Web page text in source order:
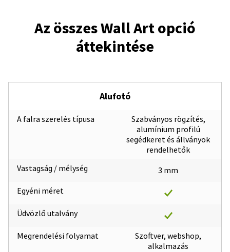
Az összes Wall Art opció
áttekintése
Alufotó
A falra szerelés típusa
Vastagság / mélység
Egyéni méret
Üdvözlő utalvány
Megrendelési folyamat
Szabványos rögzítés,
alumínium profilú
segédkeret és állványok
rendelhetők
3 mm
Szoftver, webshop,
alkalmazás